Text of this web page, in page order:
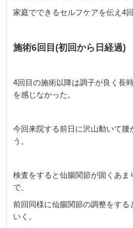
家庭でできるセルフケアを伝え4
施術6回目(初回から日経過)
4回目の施術以降は調子が良く長
を感じなかった。
今回来院する前日に沢山動いて腰
う。
検査をすると仙腸関節が固くあま
で、
前回同様に仙腸関節の調整をする
いく。